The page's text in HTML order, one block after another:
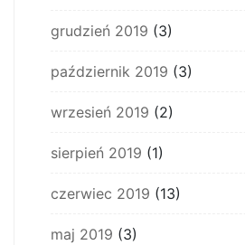
grudzień 2019 (3)
październik 2019 (3)
wrzesień 2019 (2)
sierpień 2019 (1)
czerwiec 2019 (13)
maj 2019 (3)